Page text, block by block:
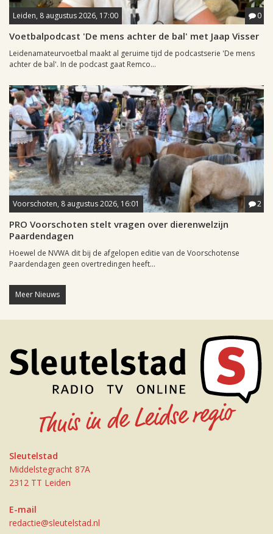
Leiden, 8 augustus 2026, 17:00 0
Voetbalpodcast 'De mens achter de bal' met Jaap Visser
Leidenamateurvoetbal maakt al geruime tijd de podcastserie 'De mens
achter de bal'. In de podcast gaat Remco...
Voorschoten, 8 augustus 2026, 16:01 2
PRO Voorschoten stelt vragen over dierenwelzijn
Paardendagen
Hoewel de NVWA dit bij de afgelopen editie van de Voorschotense
Paardendagen geen overtredingen heeft...
Meer Nieuws
Sleutelstad
Middelstegracht 87A
2312 TT Leiden
E-mail
redactie@sleutelstad.nl